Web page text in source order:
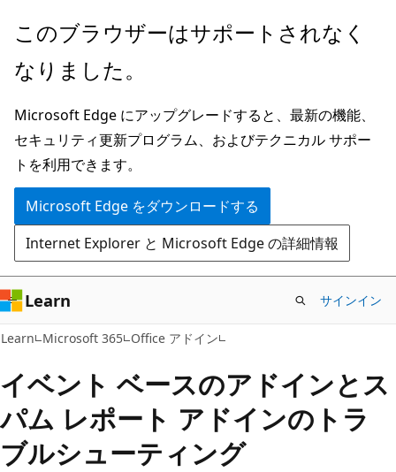
メ
ン
ン
テ
ン
ツ
に
ス
キ
ッ
プ
このブラウザーはサポートされなく
なりました。
Microsoft Edge にアップグレードすると、最新の機能、
セキュリティ更新プログラム、およびテクニカル サポー
トを利用できます。
Microsoft Edge をダウンロードする
Internet Explorer と Microsoft Edge の詳細情報
Learn サインイン
Learn Microsoft 365 Office アドイン
イベント ベースのアドインとス
パム レポート アドインのトラ
ブルシューティング